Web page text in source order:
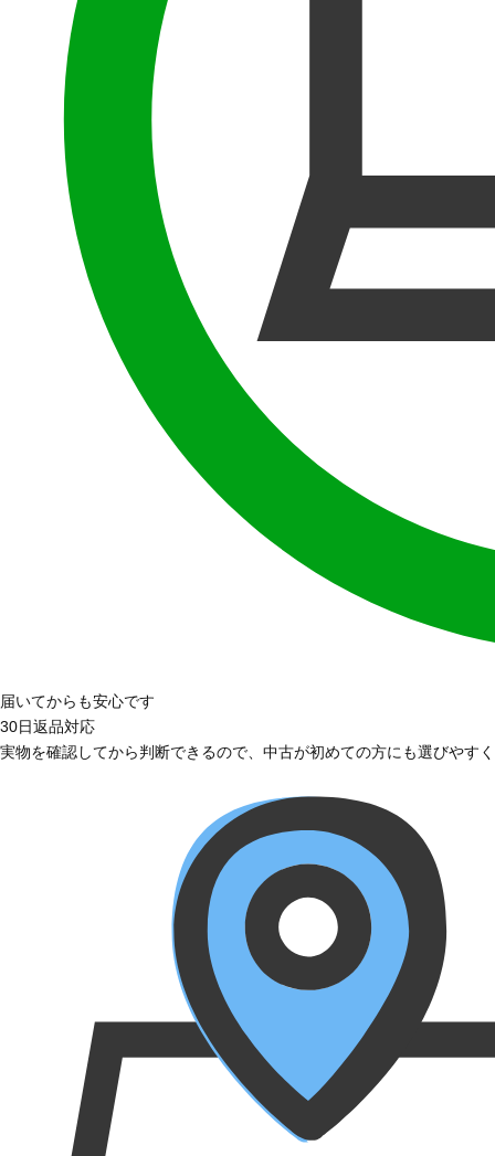
届いてからも安心です
30日返品対応
実物を確認してから判断できるので、中古が初めての方にも選びやす